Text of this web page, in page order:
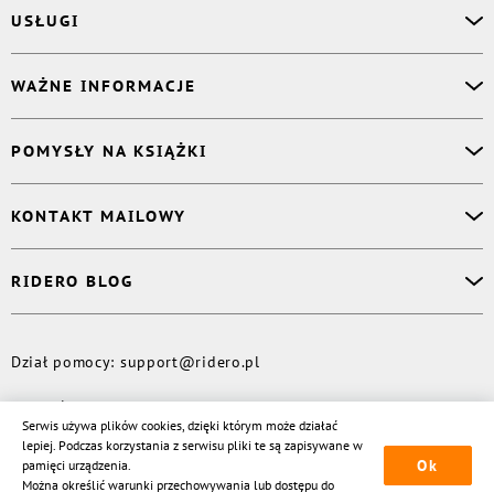
USŁUGI
Korektor
Projektant okładki
Druk Twojej książki
Publikacja
WAŻNE INFORMACJE
Książki Ridero
Pomoc
Polityka prywatności
POMYSŁY NA KSIĄŻKI
Dzienniczek malucha
Książka eksperta
Wydaj tomik poezji
KONTAKT MAILOWY
Kontakt dla mediów
RIDERO BLOG
Więcej
© Rideró, 2013—2026
Dział pomocy: support@ridero.pl
Serwis używa plików cookies, dzięki którym może działać
lepiej. Podczas korzystania z serwisu pliki te są zapisywane w
pamięci urządzenia.
Można określić warunki przechowywania lub dostępu do
Ok